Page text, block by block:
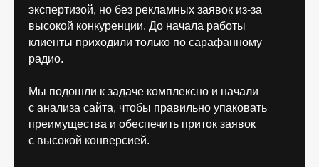
экспертизой, но без рекламных заявок из-за
высокой конкуренции. До начала работы
клиенты приходили только по сарафанному
радио.
Мы подошли к задаче комплексно и начали
с анализа сайта, чтобы правильно упаковать
преимущества и обеспечить приток заявок
с высокой конверсией.